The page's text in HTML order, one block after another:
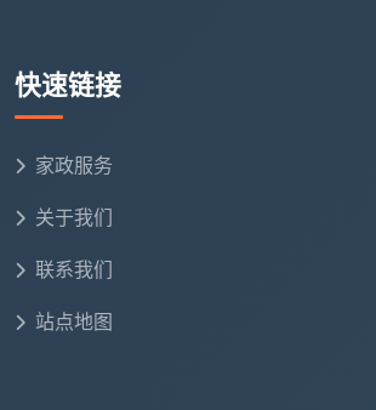
需求确认
中做避让处理。需要特别说明的是，
教陈设、易损易碎摆件及其他贵重艺
快速链接
家政服务
关于我们
联系我们
站点地图